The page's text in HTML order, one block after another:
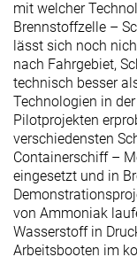
mit welcher
Brennstoffzelle –
lässt sich noch
nach Fahrgebiet,
technisch besser
Technologien in
Pilotprojekten
verschiedensten
Containerschiff –
eingesetzt und in
von Ammoniak
Wasserstoff in
Arbeitsbooten im